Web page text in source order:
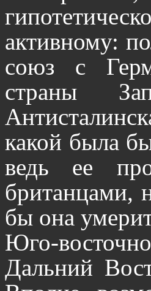
активному:
союз с
страны
какой была
ведь ее
британцами,
бы она
Юго-
Дальний